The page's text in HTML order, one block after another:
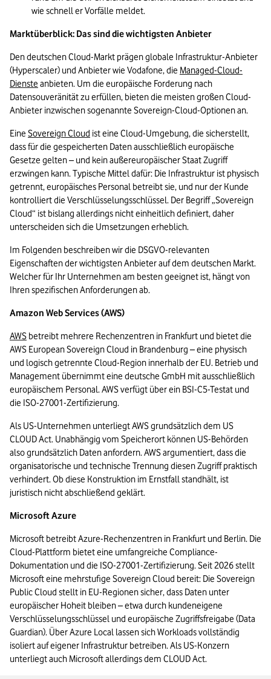
wie schnell er Vorfälle meldet.
Marktüberblick: Das sind die wichtigsten Anbieter
Den deutschen Cloud-Markt prägen globale Infrastruktur-Anbieter
(Hyperscaler) und Anbieter wie Vodafone, die Managed-Cloud-
Dienste anbieten. Um die europäische Forderung nach
Datensouveränität zu erfüllen, bieten die meisten großen Cloud-
Anbieter inzwischen sogenannte Sovereign-Cloud-Optionen an.
Eine Sovereign Cloud ist eine Cloud-Umgebung, die sicherstellt,
dass für die gespeicherten Daten ausschließlich europäische
Gesetze gelten – und kein außereuropäischer Staat Zugriff
erzwingen kann. Typische Mittel dafür: Die Infrastruktur ist physisch
getrennt, europäisches Personal betreibt sie, und nur der Kunde
kontrolliert die Verschlüsselungsschlüssel. Der Begriff „Sovereign
Cloud“ ist bislang allerdings nicht einheitlich definiert, daher
unterscheiden sich die Umsetzungen erheblich.
Im Folgenden beschreiben wir die DSGVO-relevanten
Eigenschaften der wichtigsten Anbieter auf dem deutschen Markt.
Welcher für Ihr Unternehmen am besten geeignet ist, hängt von
Ihren spezifischen Anforderungen ab.
Amazon Web Services (AWS)
AWS betreibt mehrere Rechenzentren in Frankfurt und bietet die
AWS European Sovereign Cloud in Brandenburg – eine physisch
und logisch getrennte Cloud-Region innerhalb der EU. Betrieb und
Management übernimmt eine deutsche GmbH mit ausschließlich
europäischem Personal. AWS verfügt über ein BSI-C5-Testat und
die ISO-27001-Zertifizierung.
Als US-Unternehmen unterliegt AWS grundsätzlich dem US
CLOUD Act. Unabhängig vom Speicherort können US-Behörden
also grundsätzlich Daten anfordern. AWS argumentiert, dass die
organisatorische und technische Trennung diesen Zugriff praktisch
verhindert. Ob diese Konstruktion im Ernstfall standhält, ist
juristisch nicht abschließend geklärt.
Microsoft Azure
Microsoft betreibt Azure-Rechenzentren in Frankfurt und Berlin. Die
Cloud-Plattform bietet eine umfangreiche Compliance-
Dokumentation und die ISO-27001-Zertifizierung. Seit 2026 stellt
Microsoft eine mehrstufige Sovereign Cloud bereit: Die Sovereign
Public Cloud stellt in EU-Regionen sicher, dass Daten unter
europäischer Hoheit bleiben – etwa durch kundeneigene
Verschlüsselungsschlüssel und europäische Zugriffsfreigabe (Data
Guardian). Über Azure Local lassen sich Workloads vollständig
isoliert auf eigener Infrastruktur betreiben. Als US-Konzern
unterliegt auch Microsoft allerdings dem CLOUD Act.